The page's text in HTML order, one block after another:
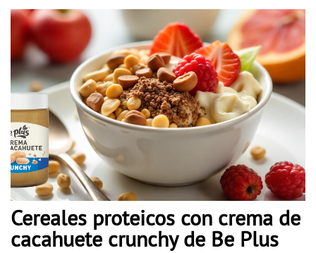
Cereales proteicos con crema de
cacahuete crunchy de Be Plus